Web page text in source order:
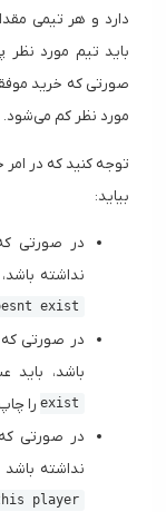
دارد و هر تیمی
باید تیم مورد نظر
صورتی که خرید
مورد نظر کم می‌شود.
توجه کنید که در
بیاید:
در صورتی
نداشته
exist
در صورتی
باشد، باید
existرا
در صورتی که
نداشته باشد
player